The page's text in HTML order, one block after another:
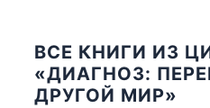
ВСЕ КНИГИ ИЗ
«ДИАГНОЗ:
ДРУГОЙ МИР»